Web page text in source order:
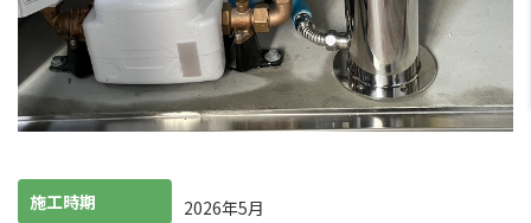
施工時期 2026年5月